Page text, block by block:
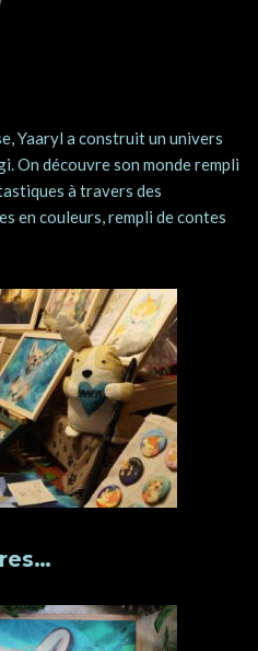
Yaaryl a construit un univers
On découvre son monde rempli
à travers des
en couleurs, rempli de contes